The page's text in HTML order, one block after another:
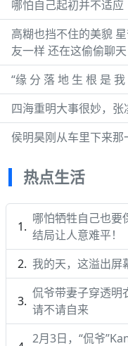
哪怕自己起初并不适应
高糊也挡不住的美貌
友一样 还在这偷偷聊天
“缘 分 落 地 生 根 是 我
四海重明大事很妙，张
侯明昊刚从车里下来那
热点生活
哪怕牺牲自己也要
结局让人意难平！
我的天，这溢出屏
侃爷带妻子穿透明
请不请自来
2月3日，“侃爷